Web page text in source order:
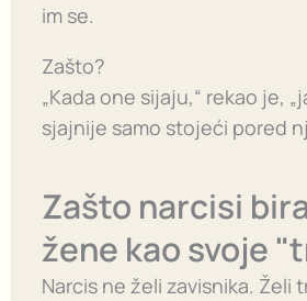
im se.
Zašto?
„Kada one sijaju,“ rekao je,
sjajnije samo stojeći pored
Zašto narcisi
žene kao svoje
Narcis ne želi zavisnika. Želi